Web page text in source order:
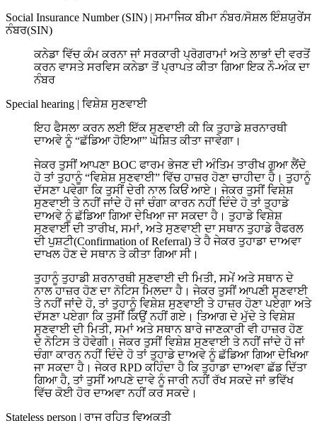
Social Insurance Number (SIN) | ਸਮਾਜਿਕ ਬੀਮਾ ਨੰਬਰ/ਸੋਸ਼ਲ ਇੰਸ਼ਯੁਰੇਂਸ
ਨੰਬਰ(SIN)
ਕਨੇਡਾ ਵਿੱਚ ਕੰਮ ਕਰਨਾ ਜਾਂ ਸਰਕਾਰੀ ਪ੍ਰੋਗਰਾਮਾਂ ਅਤੇ ਲਾਭਾਂ ਦੀ ਵਰਤੋਂ
ਕਰਨ ਵਾਸਤੇ ਸਰਵਿਸ ਕਨੇਡਾ ਤੋਂ ਪ੍ਰਾਪਤ ਕੀਤਾ ਗਿਆ ਇਕ ਨੌ-ਅੰਕ ਦਾ
ਨੰਬਰ
Special hearing | ਵਿਸ਼ੇਸ਼ ਸੁਣਵਾਈ
ਇਹ ਫੈਸਲਾ ਕਰਨ ਲਈ ਇੱਕ ਸੁਣਵਾਈ ਕੀ ਕਿ ਤੁਹਾਡੇ ਸ਼ਰਨਾਰਥੀ
ਦਾਅਵੇ ਨੂੰ “ਛੱਡਿਆ ਹੋਇਆ” ਘੋਸ਼ਿਤ ਕੀਤਾ ਜਾਵੇਗਾ।
ਜੇਕਰ ਤੁਸੀਂ ਆਪਣਾ BOC ਫਾਰਮ ਭੇਜਣ ਦੀ ਅੰਤਿਮ ਤਾਰੀਖ ਗੁਆ ਲੈਂਦੇ
ਹੋ ਤਾਂ ਤੁਹਾਨੂੰ “ਵਿਸ਼ੇਸ਼ ਸੁਣਵਾਈ” ਵਿੱਚ ਹਾਜ਼ਰ ਹੋਣਾ ਚਾਹੀਦਾ ਹੈ। ਤੁਹਾਨੂੰ
ਦੱਸਣਾ ਪਵੇਗਾ ਕਿ ਤੁਸੀਂ ਦੇਰੀ ਨਾਲ ਕਿਓਂ ਆਏ। ਜੇਕਰ ਤੁਸੀਂ ਵਿਸ਼ੇਸ਼
ਸੁਣਵਾਈ ਤੇ ਨਹੀਂ ਜਾਂਦੇ ਹੋ ਜਾਂ ਚੰਗਾ ਕਾਰਨ ਨਹੀਂ ਦਿੰਦੇ ਹੋ ਤਾਂ ਤੁਹਾਡੇ
ਦਾਅਵੇ ਨੂੰ ਛੱਡਿਆ ਗਿਆ ਦੇਖਿਆ ਜਾ ਸਕਦਾ ਹੈ। ਤੁਹਾਡੇ ਵਿਸ਼ੇਸ਼
ਸੁਣਵਾਈ ਦੀ ਤਾਰੀਖ, ਸਮਾਂ, ਅਤੇ ਸੁਣਵਾਈ ਦਾ ਸਥਾਨ ਤੁਹਾਡੇ ਰੈਫਰਲ
ਦੀ ਪੁਸ਼ਟੀ(Confirmation of Referral) ਤੇ ਹੈ ਜੇਕਰ ਤੁਹਾਡਾ ਦਾਅਵਾ
ਦਾਖਲ ਹੋਣ ਦੇ ਸਥਾਨ ਤੇ ਕੀਤਾ ਗਿਆ ਸੀ।
ਤੁਹਾਨੂੰ ਤੁਹਾਡੀ ਸ਼ਰਨਾਰਥੀ ਸੁਣਵਾਈ ਦੀ ਮਿਤੀ, ਸਮੇਂ ਅਤੇ ਸਥਾਨ ਦੇ
ਨਾਲ ਹਾਜ਼ਰ ਹੋਣ ਦਾ ਨੋਟਿਸ ਮਿਲਦਾ ਹੈ। ਜੇਕਰ ਤੁਸੀਂ ਆਪਣੀ ਸੁਣਵਾਈ
ਤੇ ਨਹੀਂ ਜਾਂਦੇ ਹੋ, ਤਾਂ ਤੁਹਾਨੂੰ ਵਿਸ਼ੇਸ਼ ਸੁਣਵਾਈ ਤੇ ਹਾਜ਼ਰ ਹੋਣਾ ਪਏਗਾ ਅਤੇ
ਦੱਸਣਾ ਪਏਗਾ ਕਿ ਤੁਸੀਂ ਕਿਉਂ ਨਹੀਂ ਗਏ। ਤਿਆਗ ਦੇ ਮੁੱਦੇ ਤੇ ਵਿਸ਼ੇਸ਼
ਸੁਣਵਾਈ ਦੀ ਮਿਤੀ, ਸਮਾਂ ਅਤੇ ਸਥਾਨ ਬਾਰੇ ਜਾਣਕਾਰੀ ਵੀ ਹਾਜ਼ਰ ਹੋਣ
ਦੇ ਨੋਟਿਸ ਤੇ ਹੋਵੇਗੀ। ਜੇਕਰ ਤੁਸੀਂ ਵਿਸ਼ੇਸ਼ ਸੁਣਵਾਈ ਤੇ ਨਹੀਂ ਜਾਂਦੇ ਹੋ ਜਾਂ
ਚੰਗਾ ਕਾਰਨ ਨਹੀਂ ਦਿੰਦੇ ਹੋ ਤਾਂ ਤੁਹਾਡੇ ਦਾਅਵੇ ਨੂੰ ਛੱਡਿਆ ਗਿਆ ਦੇਖਿਆ
ਜਾ ਸਕਦਾ ਹੈ। ਜੇਕਰ RPD ਕਹਿੰਦਾ ਹੈ ਕਿ ਤੁਹਾਡਾ ਦਾਅਵਾ ਛੱਡ ਦਿੱਤਾ
ਗਿਆ ਹੈ, ਤਾਂ ਤੁਸੀਂ ਆਪਣੇ ਦਾਵੇ ਨੂੰ ਜਾਰੀ ਨਹੀਂ ਰੱਖ ਸਕਦੇ ਜਾਂ ਭਵਿੱਖ
ਵਿੱਚ ਕੋਈ ਹੋਰ ਦਾਅਵਾ ਨਹੀਂ ਕਰ ਸਕਦੇ।
Stateless person | ਰਾਜ ਰਹਿਤ ਵਿਅਕਤੀ